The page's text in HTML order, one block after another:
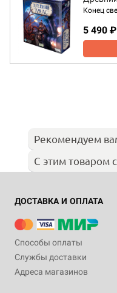
Конец
5 490 ₽
Рекомендуем
С этим товаром
ДОСТАВКА И ОПЛАТА
Способы оплаты
Службы доставки
Адреса магазинов